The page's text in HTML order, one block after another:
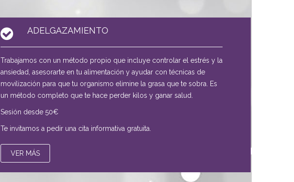
ADELGAZAMIENTO
Trabajamos con un método propio que incluye controlar el estrés y la
ansiedad, asesorarte en tu alimentación y ayudar con técnicas de
movilización para que tu organismo elimine la grasa que te sobra. Es
un método completo que te hace perder kilos y ganar salud.
Sesión desde 50€
Te invitamos a pedir una cita informativa gratuita.
VER MÁS